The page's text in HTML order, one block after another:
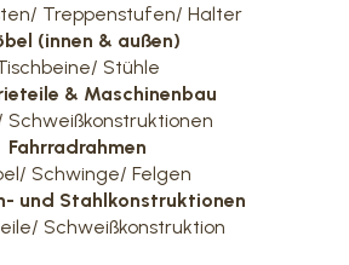
Treppenstufen/ Halter
(innen & außen)
Stühle
& Maschinenbau
Schweißkonstruktionen
Fahrradrahmen
Schwinge/ Felgen
und Stahlkonstruktionen
Schweißkonstruktion